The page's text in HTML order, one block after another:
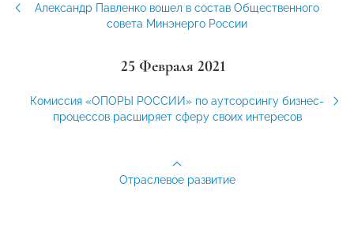
Александр Павленко вошел в состав Общественного
совета Минэнерго России
25 Февраля 2021
Комиссия «ОПОРЫ РОССИИ» по аутсорсингу бизнес-
процессов расширяет сферу своих интересов
Отраслевое развитие